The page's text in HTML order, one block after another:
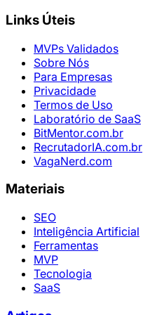
Links Úteis
MVPs Validados
Sobre Nós
Para Empresas
Privacidade
Termos de Uso
Laboratório de SaaS
BitMentor.com.br
RecrutadorIA.com.br
VagaNerd.com
Materiais
SEO
Inteligência Artificial
Ferramentas
MVP
Tecnologia
SaaS